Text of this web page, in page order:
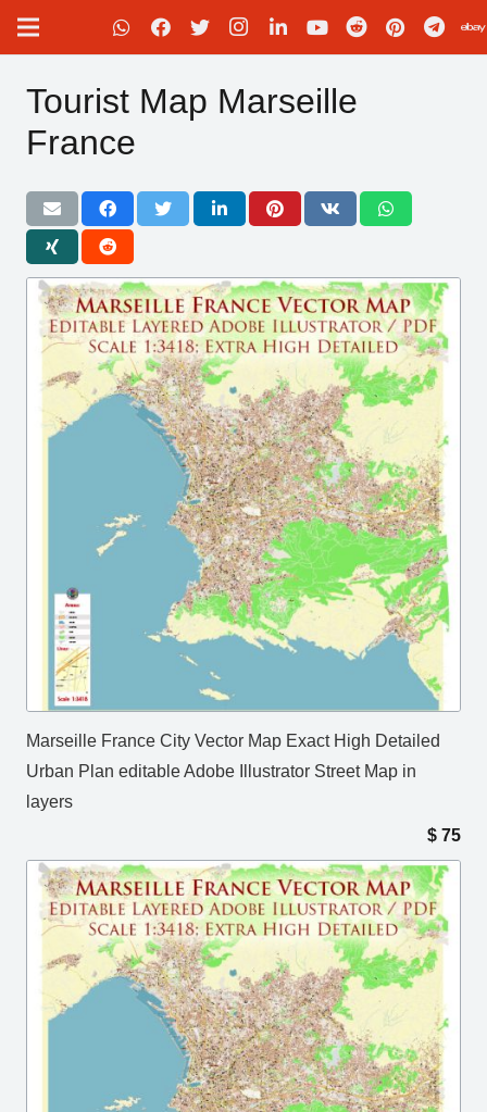
Tourist Map Marseille
France
Marseille France City Vector Map Exact High Detailed
Urban Plan editable Adobe Illustrator Street Map in
layers
$ 75